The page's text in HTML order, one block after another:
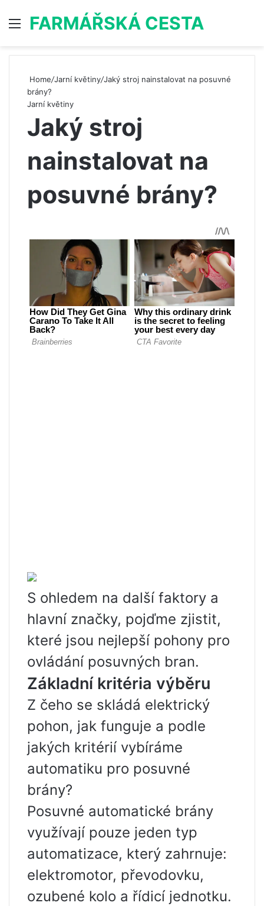
Menu
FARMÁŘSKÁ CESTA
Home/Jarní květiny/Jaký stroj nainstalovat na posuvné
brány?
Jarní květiny
Jaký stroj
nainstalovat na
posuvné brány?
S ohledem na další faktory a
hlavní značky, pojďme zjistit,
které jsou nejlepší pohony pro
ovládání posuvných bran.
Základní kritéria výběru
Z čeho se skládá elektrický
pohon, jak funguje a podle
jakých kritérií vybíráme
automatiku pro posuvné
brány?
Posuvné automatické brány
využívají pouze jeden typ
automatizace, který zahrnuje:
elektromotor, převodovku,
ozubené kolo a řídicí jednotku.